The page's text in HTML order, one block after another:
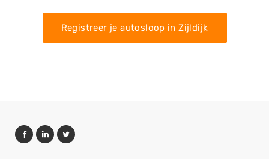
Registreer je autosloop in Zijldijk